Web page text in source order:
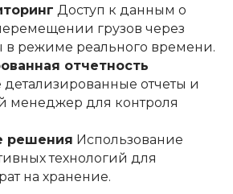
Доступ к данным о
грузов через
в режиме реального времени.
отчетность
отчеты и
менеджер для контроля
решения Использование
технологий для
на хранение.